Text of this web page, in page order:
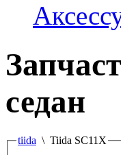
седан
tiida \ Tiida SC11X